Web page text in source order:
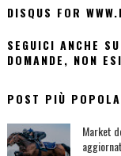
DISQUS FOR
SEGUICI ANCHE
DOMANDE, NON
POST PIÙ
Market